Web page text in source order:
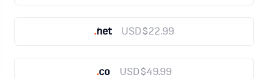
.net USD$22.99
.co USD$49.99